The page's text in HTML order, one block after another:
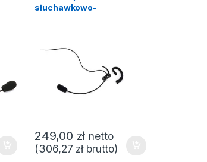
słuchawkowo-
249,00 zł netto
(306,27 złbrutto)